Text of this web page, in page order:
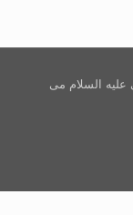
علیه السلام می